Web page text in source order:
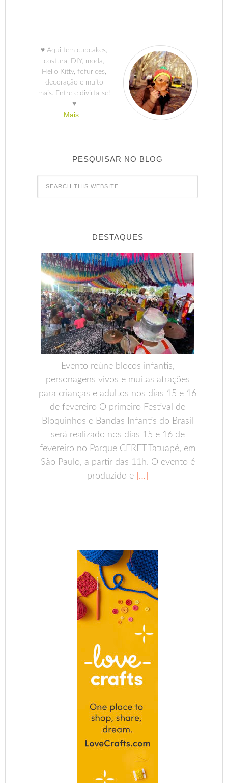
♥ Aqui tem cupcakes,
costura, DIY, moda,
Hello Kitty, fofurices,
decoração e muito
mais. Entre e divirta-se!
♥
Mais...
PESQUISAR NO BLOG
DESTAQUES
Evento reúne blocos infantis,
personagens vivos e muitas atrações
para crianças e adultos nos dias 15 e 16
de fevereiro O primeiro Festival de
Bloquinhos e Bandas Infantis do Brasil
será realizado nos dias 15 e 16 de
fevereiro no Parque CERET Tatuapé, em
São Paulo, a partir das 11h. O evento é
produzido e […]